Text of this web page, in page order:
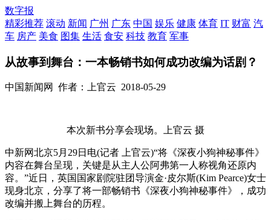
数字报
精彩推荐 滚动 新闻 广州 广东 中国 娱乐 健康 体育 IT 财富 汽
车 房产 美食 图集 生活 食安 科技 教育 军事
从故事到舞台：一本畅销书如何成功改编为话剧？
中国新闻网 作者：上官云 2018-05-29
本次新书分享会现场。上官云 摄
中新网北京5月29日电(记者 上官云)“将《深夜小狗神秘事件》
内容在舞台呈现，关键是从主人公阿弗第一人称视角还原内
容。”近日，英国国家剧院驻团导演金·皮尔斯(Kim Pearce)女士
现身北京，分享了将一部畅销书《深夜小狗神秘事件》，成功
改编并搬上舞台的历程。